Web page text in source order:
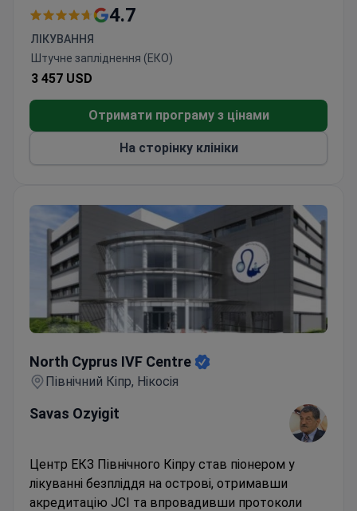
перенесення ембріонів та всі супутні медичні
вагітностей 79% та найбільшому банку
яйцеклітин на Північному Кіпрі, клініка Gynolife
IVF має сертифікацію ISO та підтримує рівень
рекомендацій клієнтів 95%. Доктор Онал
отримав сертифікат спеціаліста ЕКЗ у клініці
Istanbul Memorial та є членом асоціацій ESHRE та
ASRM.
4.7
ЛІКУВАННЯ
Штучне запліднення (ЕКО)
3 457 USD
Отримати програму з цінами
На сторінку клініки
North Cyprus IVF Centre
Північний Кіпр, Нікосія
Savas Ozyigit
Центр ЕКЗ Північного Кіпру став піонером у
лікуванні безпліддя на острові, отримавши
акредитацію JCI та впровадивши протоколи